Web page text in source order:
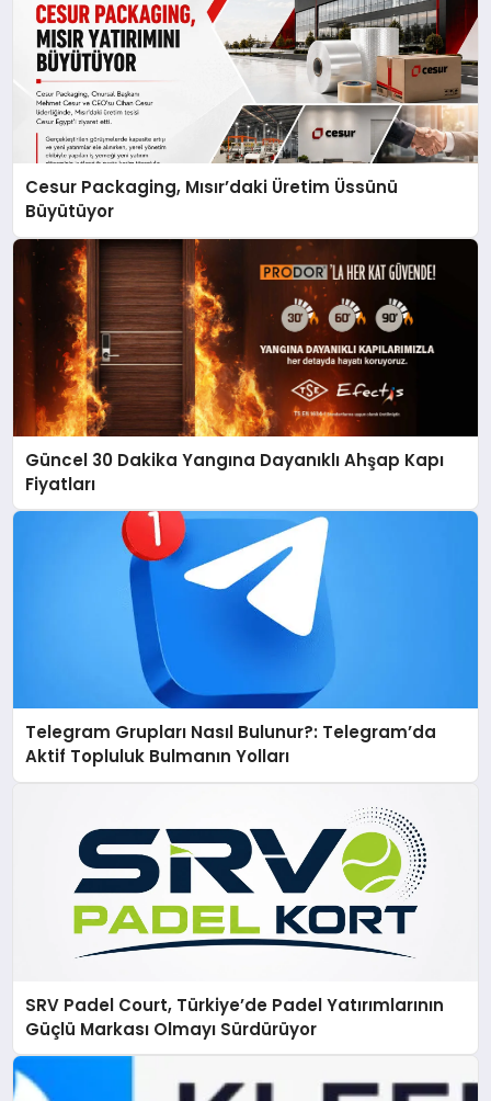
Cesur Packaging, Mısır’daki Üretim Üssünü
Büyütüyor
Güncel 30 Dakika Yangına Dayanıklı Ahşap Kapı
Fiyatları
Telegram Grupları Nasıl Bulunur?: Telegram’da
Aktif Topluluk Bulmanın Yolları
SRV Padel Court, Türkiye’de Padel Yatırımlarının
Güçlü Markası Olmayı Sürdürüyor